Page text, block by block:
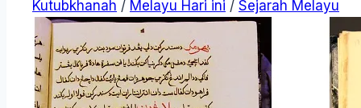
Kutubkhanah / Melayu Hari ini / Sejarah Melayu